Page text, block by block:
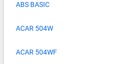
ABS BASIC
ACAR 504W
ACAR 504WF